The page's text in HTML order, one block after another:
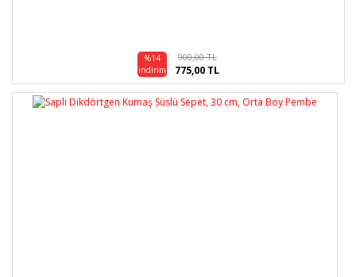
%14
indirim
900,00 TL
775,00 TL